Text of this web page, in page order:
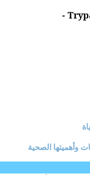
وأهميتها الصحية